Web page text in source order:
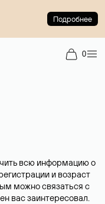
Подробнее
0
всю информацию о
и возраст
можно связаться с
вас заинтересовал.